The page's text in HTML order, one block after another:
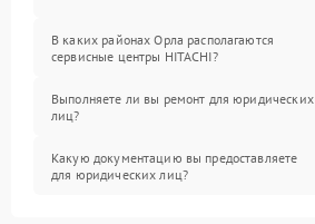
В каких районах Орла располагаются
сервисные центры HITACHI?
Выполняете ли вы ремонт для юридических
лиц?
Какую документацию вы предоставляете
для юридических лиц?